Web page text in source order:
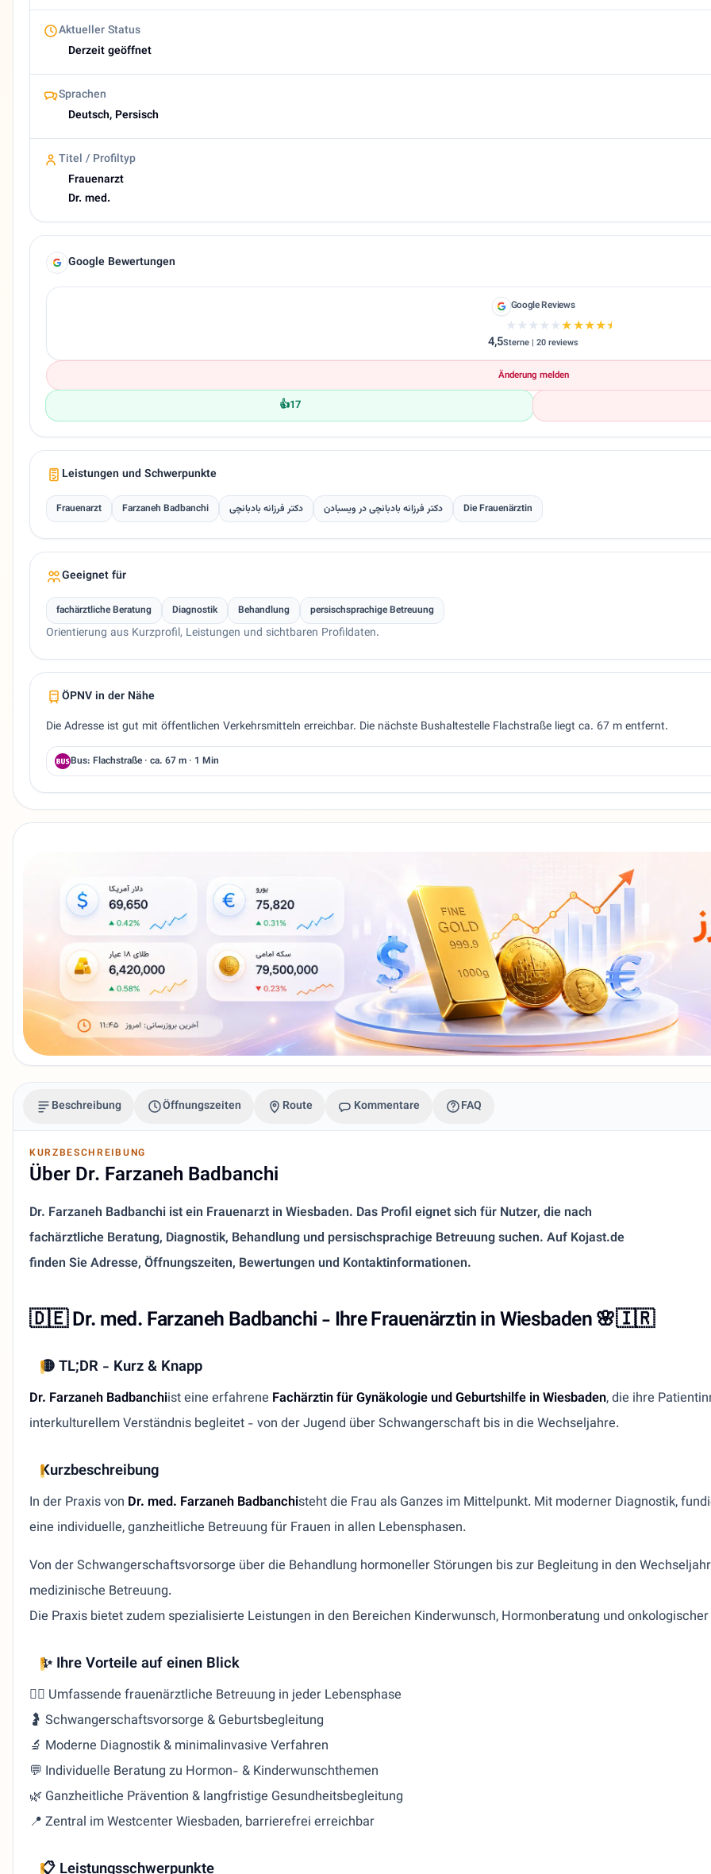
Aktueller Status
Derzeit geöffnet
Sprachen
Deutsch, Persisch
Titel / Profiltyp
Frauenarzt
Dr. med.
Google Bewertungen
Google Reviews
★★★★★★★★★★
4,5Sterne | 20 reviews
Änderung melden
👍17
Leistungen und Schwerpunkte
Frauenarzt Farzaneh Badbanchi دکتر فرزانه بادبانچی دکتر فرزانه بادبانچی در ویسبادن Die Frauenärztin
Geeignet für
fachärztliche Beratung Diagnostik Behandlung persischsprachige Betreuung
Orientierung aus Kurzprofil, Leistungen und sichtbaren Profildaten.
ÖPNV in der Nähe
Die Adresse ist gut mit öffentlichen Verkehrsmitteln erreichbar. Die nächste Bushaltestelle Flachstraße liegt ca. 67 m entfernt.
Bus: Flachstraße · ca. 67 m · 1 Min
Beschreibung Öffnungszeiten Route Kommentare FAQ
KURZBESCHREIBUNG
Über Dr. Farzaneh Badbanchi
Dr. Farzaneh Badbanchi ist ein Frauenarzt in Wiesbaden. Das Profil eignet sich für Nutzer, die nach
fachärztliche Beratung, Diagnostik, Behandlung und persischsprachige Betreuung suchen. Auf Kojast.de
finden Sie Adresse, Öffnungszeiten, Bewertungen und Kontaktinformationen.
🇩🇪 Dr. med. Farzaneh Badbanchi - Ihre Frauenärztin in Wiesbaden 🌸🇮🇷
🟡 TL;DR - Kurz & Knapp
Dr. Farzaneh Badbanchiist eine erfahrene Fachärztin für Gynäkologie und Geburtshilfe in Wiesbaden, die ihre
interkulturellem Verständnis begleitet - von der Jugend über Schwangerschaft bis in die Wechseljahre.
Kurzbeschreibung
In der Praxis von Dr. med. Farzaneh Badbanchisteht die Frau als Ganzes im Mittelpunkt. Mit moderner Diagnostik,
eine individuelle, ganzheitliche Betreuung für Frauen in allen Lebensphasen.
Von der Schwangerschaftsvorsorge über die Behandlung hormoneller Störungen bis zur Begleitung in den
medizinische Betreuung.
Die Praxis bietet zudem spezialisierte Leistungen in den Bereichen Kinderwunsch, Hormonberatung und
✨ Ihre Vorteile auf einen Blick
👩‍⚕️ Umfassende frauenärztliche Betreuung in jeder Lebensphase
🤰 Schwangerschaftsvorsorge & Geburtsbegleitung
🔬 Moderne Diagnostik & minimalinvasive Verfahren
💬 Individuelle Beratung zu Hormon- & Kinderwunschthemen
🌿 Ganzheitliche Prävention & langfristige Gesundheitsbegleitung
📍 Zentral im Westcenter Wiesbaden, barrierefrei erreichbar